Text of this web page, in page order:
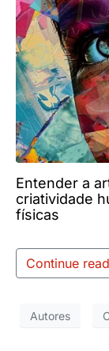
Entender a
criatividade
físicas
Continue
Autores